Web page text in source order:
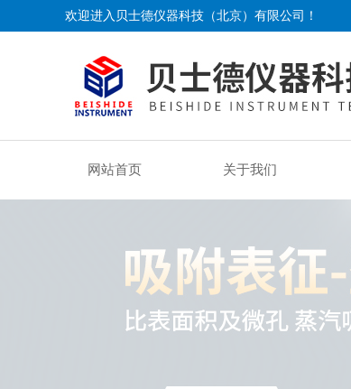
欢迎进入贝士德仪器科技（北京）有限公司！
网站首页 关于我们